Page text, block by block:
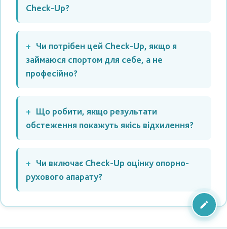
Check-Up?
Чи потрібен цей Check-Up, якщо я
займаюся спортом для себе, а не
професійно?
Що робити, якщо результати
обстеження покажуть якісь відхилення?
Чи включає Check-Up оцінку опорно-
рухового апарату?